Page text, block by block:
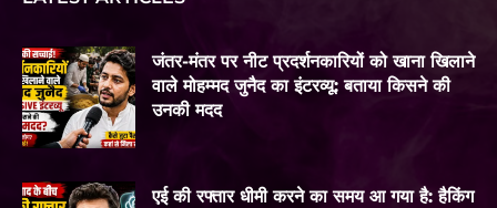
जंतर-मंतर पर नीट प्रदर्शनकारियों को खाना खिलाने
वाले मोहम्मद जुनैद का इंटरव्यू: बताया किसने की
उनकी मदद
एई की रफ्तार धीमी करने का समय आ गया है: हैकिंग